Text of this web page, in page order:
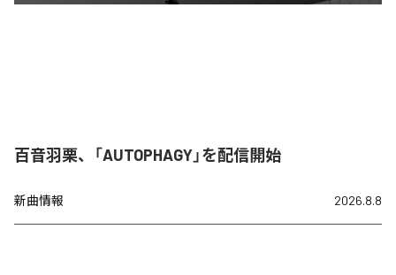
百音羽栗、「AUTOPHAGY」を配信開始
新曲情報 2026.8.8